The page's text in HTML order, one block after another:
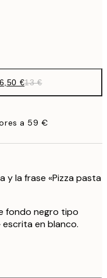
6,50 €13 €
a 59 €
la frase «Pizza pasta
fondo negro tipo
escrita en blanco.